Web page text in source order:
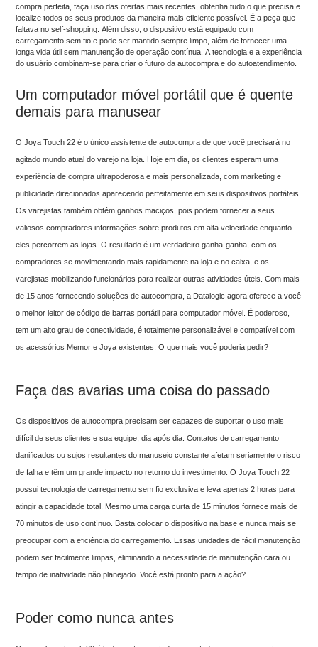
compra perfeita, faça uso das ofertas mais recentes, obtenha tudo o que precisa e
localize todos os seus produtos da maneira mais eficiente possível. É a peça que
faltava no self-shopping. Além disso, o dispositivo está equipado com
carregamento sem fio e pode ser mantido sempre limpo, além de fornecer uma
longa vida útil sem manutenção de operação contínua. A tecnologia e a experiência
do usuário combinam-se para criar o futuro da autocompra e do autoatendimento.
Um computador móvel portátil que é quente
demais para manusear
O Joya Touch 22 é o único assistente de autocompra de que você precisará no
agitado mundo atual do varejo na loja. Hoje em dia, os clientes esperam uma
experiência de compra ultrapoderosa e mais personalizada, com marketing e
publicidade direcionados aparecendo perfeitamente em seus dispositivos portáteis.
Os varejistas também obtêm ganhos maciços, pois podem fornecer a seus
valiosos compradores informações sobre produtos em alta velocidade enquanto
eles percorrem as lojas. O resultado é um verdadeiro ganha-ganha, com os
compradores se movimentando mais rapidamente na loja e no caixa, e os
varejistas mobilizando funcionários para realizar outras atividades úteis. Com mais
de 15 anos fornecendo soluções de autocompra, a Datalogic agora oferece a você
o melhor leitor de código de barras portátil para computador móvel. É poderoso,
tem um alto grau de conectividade, é totalmente personalizável e compatível com
os acessórios Memor e Joya existentes. O que mais você poderia pedir?
Faça das avarias uma coisa do passado
Os dispositivos de autocompra precisam ser capazes de suportar o uso mais
difícil de seus clientes e sua equipe, dia após dia. Contatos de carregamento
danificados ou sujos resultantes do manuseio constante afetam seriamente o risco
de falha e têm um grande impacto no retorno do investimento. O Joya Touch 22
possui tecnologia de carregamento sem fio exclusiva e leva apenas 2 horas para
atingir a capacidade total. Mesmo uma carga curta de 15 minutos fornece mais de
70 minutos de uso contínuo. Basta colocar o dispositivo na base e nunca mais se
preocupar com a eficiência do carregamento. Essas unidades de fácil manutenção
podem ser facilmente limpas, eliminando a necessidade de manutenção cara ou
tempo de inatividade não planejado. Você está pronto para a ação?
Poder como nunca antes